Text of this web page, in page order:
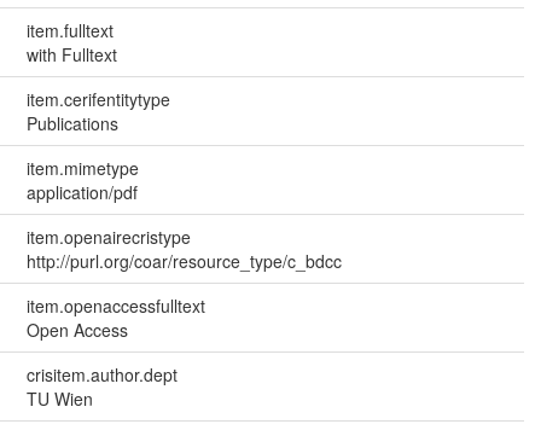
item.fulltext
with Fulltext
item.cerifentitytype
Publications
item.mimetype
application/pdf
item.openairecristype
http://purl.org/coar/resource_type/c_bdcc
item.openaccessfulltext
Open Access
crisitem.author.dept
TU Wien